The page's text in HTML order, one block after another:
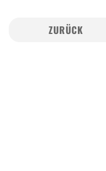
ZURÜCK